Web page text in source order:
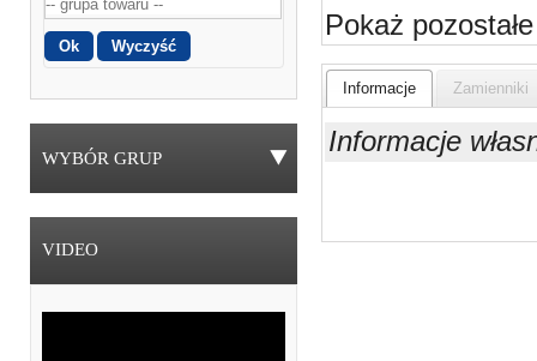
WYBÓR GRUP
VIDEO
Pokaż pozostałe
Informacje Zamienniki
Informacje